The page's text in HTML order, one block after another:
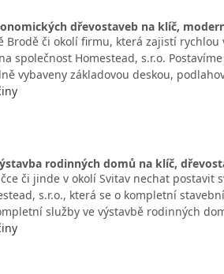
dřevostaveb na klíč,
Brodě či okolí firmu, která zajistí
společnost Homestead, s.r.o.
vybaveny základovou deskou,
rodinných domů na klíč,
či jinde v okolí Svitav nechat
s.r.o., která se o kompletní
služby ve výstavbě rodinných